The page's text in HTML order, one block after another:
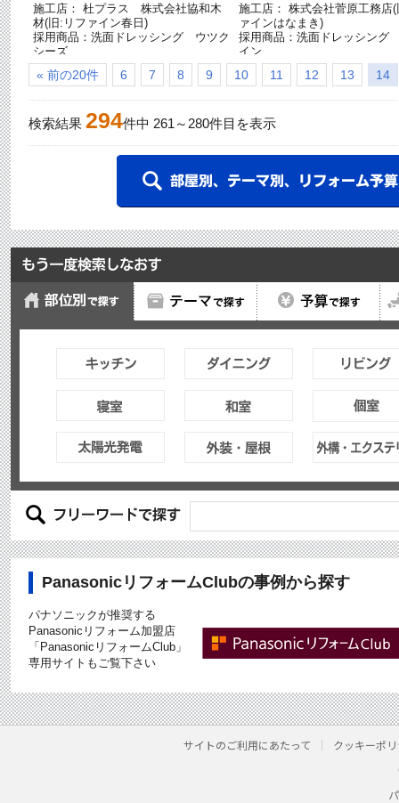
施工店： 杜プラス 株式会社協和木
材(旧:リファイン春日)
採用商品：洗面ドレッシング ウツク
シーズ
採用商品：内装ドア ベリティス
施工店： 株式会社菅原工務店
ァインはなまき)
採用商品：洗面ドレッシング
イン
採用商品：床材 ベリティス
ベースコート
« 前の20件 6 7 8 9 10 11 12 13 14
検索結果 294件中 261 ～ 280件目を表示
PanasonicリフォームClubの事例から探す
パナソニックが推奨する
Panasonicリフォーム加盟店
「PanasonicリフォームClub」
専用サイトもご覧下さい
サイトのご利用にあたって クッキーポ